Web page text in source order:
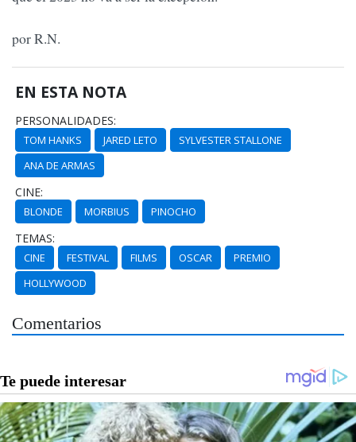
por R.N.
EN ESTA NOTA
PERSONALIDADES:
TOM HANKS JARED LETO
SYLVESTER STALLONE
ANA DE ARMAS
CINE:
BLONDE MORBIUS PINOCHO
TEMAS:
CINE FESTIVAL FILMS OSCAR
PREMIO
HOLLYWOOD
Comentarios